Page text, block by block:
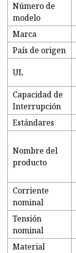
Número de
modelo
Marca
País de origen
UL
Capacidad de
Interrupción
Estándares
Nombre del
producto
Corriente
nominal
Tensión
nominal
Material